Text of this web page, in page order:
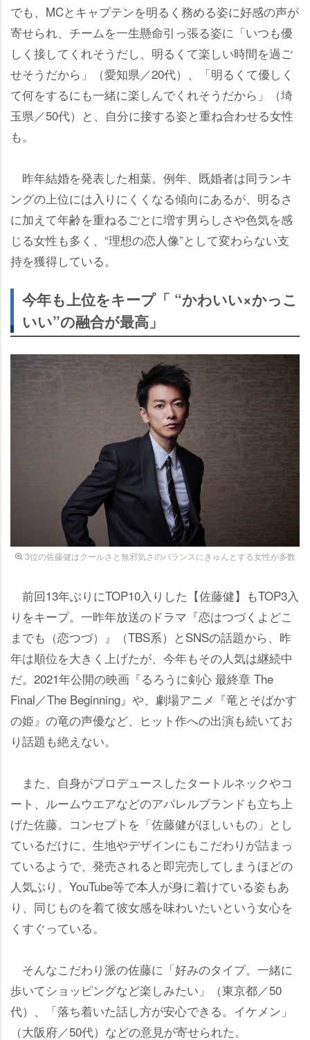
でも、MCとキャプテンを明るく務める姿に好感の声が
寄せられ、チームを一生懸命引っ張る姿に「いつも優
しく接してくれそうだし、明るくて楽しい時間を過ご
せそうだから」（愛知県／20代）、「明るくて優しく
て何をするにも一緒に楽しんでくれそうだから」（埼
玉県／50代）と、自分に接する姿と重ね合わせる女性
も。
昨年結婚を発表した相葉。例年、既婚者は同ランキ
ングの上位には入りにくくなる傾向にあるが、明るさ
に加えて年齢を重ねるごとに増す男らしさや色気を感
じる女性も多く、“理想の恋人像”として変わらない支
持を獲得している。
今年も上位をキープ「 “かわいい×かっこ
いい”の融合が最高」
3位の佐藤健はクールさと無邪気さのバランスにきゅんとする女性が多数
前回13年ぶりにTOP10入りした【佐藤健】もTOP3入
りをキープ。一昨年放送のドラマ『恋はつづくよどこ
までも（恋つづ）』（TBS系）とSNSの話題から、昨
年は順位を大きく上げたが、今年もその人気は継続中
だ。2021年公開の映画『るろうに剣心 最終章 The
Final／The Beginning』や、劇場アニメ『竜とそばかす
の姫』の竜の声優など、ヒット作への出演も続いてお
り話題も絶えない。
また、自身がプロデュースしたタートルネックやコ
ート、ルームウエアなどのアパレルブランドも立ち上
げた佐藤。コンセプトを「佐藤健がほしいもの」とし
ているだけに、生地やデザインにもこだわりが詰まっ
ているようで、発売されると即完売してしまうほどの
人気ぶり。YouTube等で本人が身に着けている姿もあ
り、同じものを着て彼女感を味わいたいという女心を
くすぐっている。
そんなこだわり派の佐藤に「好みのタイプ。一緒に
歩いてショッピングなど楽しみたい」（東京都／50
代）、「落ち着いた話し方が安心できる。イケメン」
（大阪府／50代）などの意見が寄せられた。